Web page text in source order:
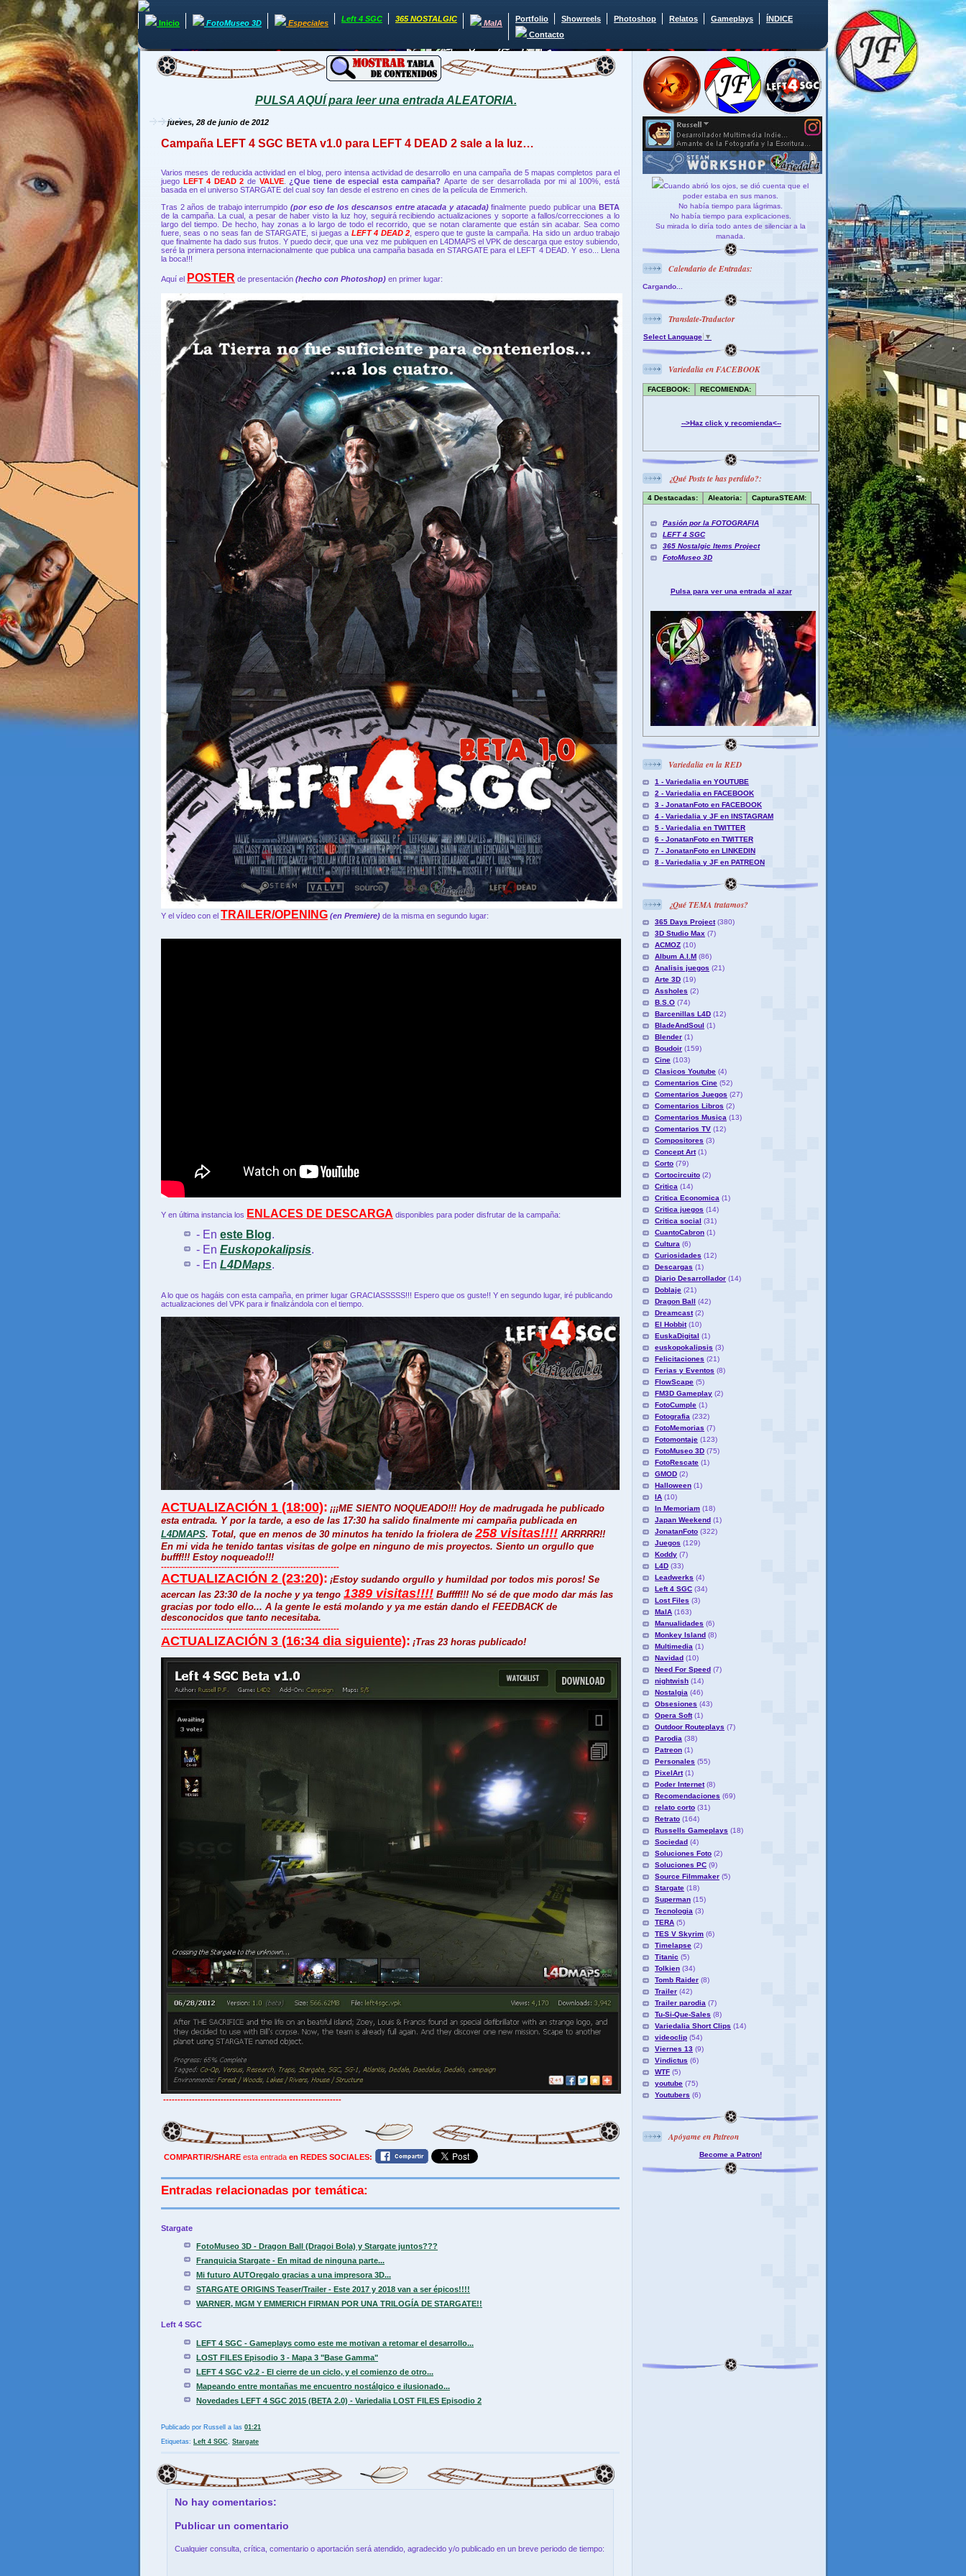
Inicio FotoMuseo 3D Especiales Left 4 SGC 365 NOSTALGIC MaIA Portfolio Showreels Photoshop Relatos Gameplays
ÍNDICE
Contacto
PULSA AQUÍ para leer una entrada ALEATORIA.
jueves, 28 de junio de 2012
Campaña LEFT 4 SGC BETA v1.0 para LEFT 4 DEAD 2 sale a la luz…
Varios meses de reducida actividad en el blog, pero intensa actividad de desarrollo en una campaña de 5 mapas completos para el
juego LEFT 4 DEAD 2de VALVE.¿Que tiene de especial esta campaña?Aparte de ser desarrollada por mi al 100%, está
basada en el universo STARGATE del cual soy fan desde el estreno en cines de la película de Emmerich.
Tras 2 años de trabajo interrumpido(por eso de los descansos entre atacada y atacada)finalmente puedo publicar una BETA
de la campaña. La cual, a pesar de haber visto la luz hoy, seguirá recibiendo actualizaciones y soporte a fallos/correcciones a lo
largo del tiempo. De hecho, hay zonas a lo largo de todo el recorrido, que se notan claramente que están sin acabar. Sea como
fuere, seas o no seas fan de STARGATE, si juegas a LEFT 4 DEAD 2, espero que te guste la campaña. Ha sido un arduo trabajo
que finalmente ha dado sus frutos. Y puedo decir, que una vez me publiquen en L4DMAPS el VPK de descarga que estoy subiendo,
seré la primera persona internacionalmente que publica una campaña basada en STARGATE para el LEFT 4 DEAD. Y eso... Llena
la boca!!!
Aquí el POSTER de presentación (hecho con Photoshop) en primer lugar:
Y el vídeo con el TRAILER/OPENING (en Premiere) de la misma en segundo lugar:
Y en última instancia los ENLACES DE DESCARGA disponibles para poder disfrutar de la campaña:
- En este Blog.
- En Euskopokalipsis.
- En L4DMaps.
A lo que os hagáis con esta campaña, en primer lugar GRACIASSSSS!!! Espero que os guste!! Y en segundo lugar, iré publicando
actualizaciones del VPK para ir finalizándola con el tiempo.
ACTUALIZACIÓN 1 (18:00): ¡¡¡ME SIENTO NOQUEADO!!! Hoy de madrugada he publicado
esta entrada. Y por la tarde, a eso de las 17:30 ha salido finalmente mi campaña publicada en
L4DMAPS. Total, que en menos de 30 minutos ha tenido la friolera de258 visitas!!!! ARRRRR!!
En mi vida he tenido tantas visitas de golpe en ninguno de mis proyectos. Siento un orgullo que
bufff!!! Estoy noqueado!!!
--------------------------------------------------------------
ACTUALIZACIÓN 2 (23:20): ¡Estoy sudando orgullo y humildad por todos mis poros! Se
acercan las 23:30 de la noche y ya tengo 1389 visitas!!!! Buffff!!! No sé de que modo dar más las
gracias por todo ello... A la gente le está molando y ya me están dando el FEEDBACK de
desconocidos que tanto necesitaba.
--------------------------------------------------------------
ACTUALIZACIÓN 3 (16:34 dia siguiente): ¡Tras 23 horas publicado!
--------------------------------------------------------------
COMPARTIR/SHARE esta entrada en REDES SOCIALES:
Entradas relacionadas por temática:
Stargate
FotoMuseo 3D - Dragon Ball (Dragoi Bola) y Stargate juntos???
Franquicia Stargate - En mitad de ninguna parte...
Mi futuro AUTOregalo gracias a una impresora 3D...
STARGATE ORIGINS Teaser/Trailer - Este 2017 y 2018 van a ser épicos!!!!
WARNER, MGM Y EMMERICH FIRMAN POR UNA TRILOGÍA DE STARGATE!!
Left 4 SGC
LEFT 4 SGC - Gameplays como este me motivan a retomar el desarrollo...
LOST FILES Episodio 3 - Mapa 3 "Base Gamma"
LEFT 4 SGC v2.2 - El cierre de un ciclo, y el comienzo de otro...
Mapeando entre montañas me encuentro nostálgico e ilusionado...
Novedades LEFT 4 SGC 2015 (BETA 2.0) - Variedalia LOST FILES Episodio 2
Publicado por Russell a las 01:21
Etiquetas:
Left 4 SGC Stargate
No hay comentarios:
Publicar un comentario
Cualquier consulta, crítica, comentario o aportación será atendido, agradecido y/o publicado en un breve periodo de tiempo:
Cuando abrió los ojos, se dió cuenta que el
poder estaba en sus manos.
No había tiempo para lágrimas.
No había tiempo para explicaciones.
Su mirada lo diría todo antes de silenciar a la
manada.
Calendario de Entradas:
Cargando...
Translate-Traductor
Select Language ▼
Variedalia en FACEBOOK
FACEBOOK: RECOMIENDA:
-->Haz click y recomienda<--
¿Qué Posts te has perdido?:
4 Destacadas: Aleatoria: CapturaSTEAM:
Pasión por la FOTOGRAFIA
LEFT 4 SGC
365 Nostalgic Items Project
FotoMuseo 3D
Pulsa para ver una entrada al azar
Variedalia en la RED
1 - Variedalia en YOUTUBE
2 - Variedalia en FACEBOOK
3 - JonatanFoto en FACEBOOK
4 - Variedalia y JF en INSTAGRAM
5 - Variedalia en TWITTER
6 - JonatanFoto en TWITTER
7 - JonatanFoto en LINKEDIN
8 - Variedalia y JF en PATREON
¿Qué TEMA tratamos?
365 Days Project (380)
3D Studio Max (7)
ACMOZ (10)
Album A.I.M (86)
Analisis juegos (21)
Arte 3D (19)
Assholes (2)
B.S.O (74)
Barcenillas L4D (12)
BladeAndSoul (1)
Blender (1)
Boudoir (159)
Cine (103)
Clasicos Youtube (4)
Comentarios Cine (52)
Comentarios Juegos (27)
Comentarios Libros (2)
Comentarios Musica (13)
Comentarios TV (12)
Compositores (3)
Concept Art (1)
Corto (79)
Cortocircuito (2)
Critica (14)
Critica Economica (1)
Critica juegos (14)
Critica social (31)
CuantoCabron (1)
Cultura (6)
Curiosidades (12)
Descargas (1)
Diario Desarrollador (14)
Doblaje (21)
Dragon Ball (42)
Dreamcast (2)
El Hobbit (10)
EuskaDigital (1)
euskopokalipsis (3)
Felicitaciones (21)
Ferias y Eventos (8)
FlowScape (5)
FM3D Gameplay (2)
FotoCumple (1)
Fotografia (232)
FotoMemorias (7)
Fotomontaje (123)
FotoMuseo 3D (75)
FotoRescate (1)
GMOD (2)
Halloween (1)
IA (10)
In Memoriam (18)
Japan Weekend (1)
JonatanFoto (322)
Juegos (129)
Koddy (7)
L4D (33)
Leadwerks (4)
Left 4 SGC (34)
Lost Files (3)
MaIA (163)
Manualidades (6)
Monkey Island (8)
Multimedia (1)
Navidad (10)
Need For Speed (7)
nightwish (14)
Nostalgia (46)
Obsesiones (43)
Opera Soft (1)
Outdoor Routeplays (7)
Parodia (38)
Patreon (1)
Personales (55)
PixelArt (1)
Poder Internet (8)
Recomendaciones (69)
relato corto (31)
Retrato (164)
Russells Gameplays (18)
Sociedad (4)
Soluciones Foto (2)
Soluciones PC (9)
Source Filmmaker (5)
Stargate (18)
Superman (15)
Tecnologia (3)
TERA (5)
TES V Skyrim (6)
Timelapse (2)
Titanic (5)
Tolkien (34)
Tomb Raider (8)
Trailer (42)
Trailer parodia (7)
Tu-Si-Que-Sales (8)
Variedalia Short Clips (14)
videoclip (54)
Viernes 13 (9)
Vindictus (6)
WTF (5)
youtube (75)
Youtubers (6)
Apóyame en Patreon
Become a Patron!